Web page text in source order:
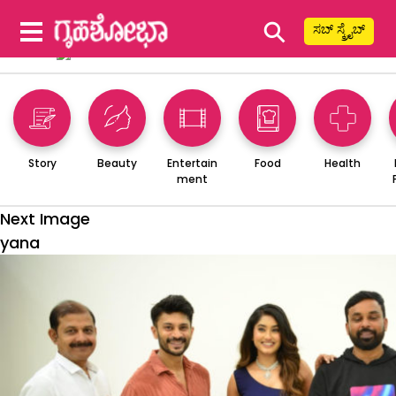
⚲ ಸಬ್ ಸ್ಕ್ರೈಬ್
Story Beauty
Entertain
ment
Food Health
Next Image
yana